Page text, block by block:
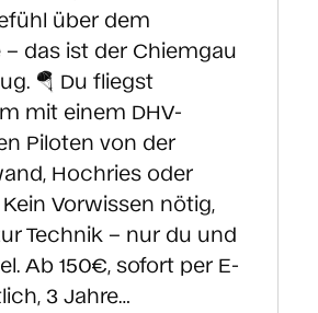
über dem
– das ist der Chiemgau
🪂 Du fliegst
mit einem DHV-
Piloten von der
Hochries oder
Vorwissen nötig,
Technik – nur du und
Ab 150€, sofort per E-
3 Jahre…